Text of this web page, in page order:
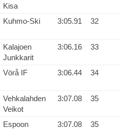
Kisa
Kuhmo-Ski 3:05.91 32
Kalajoen
Junkkarit
3:06.16 33
Vörå IF 3:06.44 34
Vehkalahden
Veikot
3:07.08 35
Espoon
3:07.08 35